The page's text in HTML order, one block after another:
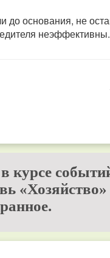
до основания, не
неэффективны.
курсе
«Хозяйство»